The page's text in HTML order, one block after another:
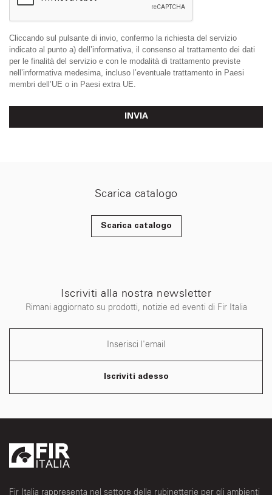
Cliccando sul pulsante di invio, confermo la richiesta del servizio
indicato al punto a) dell’informativa, il consenso al trattamento dei dati
per le finalità del servizio e con le modalità di trattamento previste
nell’informativa medesima, incluso l’eventuale trattamento in Paesi
membri dell’UE o in Paesi extra UE.
INVIA
Scarica catalogo
Scarica catalogo
Iscriviti alla nostra newsletter
Rimani aggiornato su prodotti, notizie ed eventi di Fir Italia
Iscriviti adesso
Fir Italia rappresenta nel settore delle rubinetterie per gli ambienti